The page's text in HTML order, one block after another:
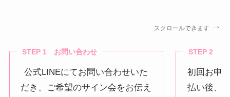
スクロールできます
STEP 1 お問い合わせ
公式LINEにてお問い合わせいた
だき、ご希望のサイン会をお伝え
STEP 2 ご
初回お申
払い後、